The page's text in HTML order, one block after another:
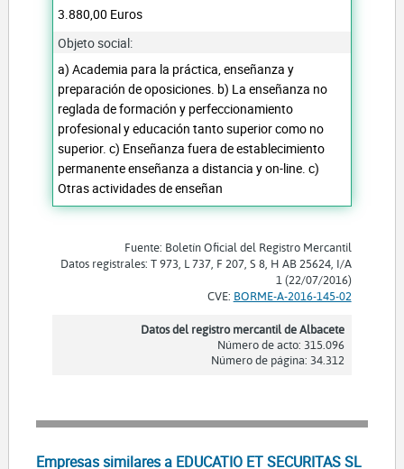
3.880,00 Euros
Objeto social:
a) Academia para la práctica, enseñanza y
preparación de oposiciones. b) La enseñanza no
reglada de formación y perfeccionamiento
profesional y educación tanto superior como no
superior. c) Enseñanza fuera de establecimiento
permanente enseñanza a distancia y on-line. c)
Otras actividades de enseñan
Fuente: Boletín Oficial del Registro Mercantil
Datos registrales: T 973, L 737, F 207, S 8, H AB 25624, I/A
1 (22/07/2016)
CVE: BORME-A-2016-145-02
Datos del registro mercantil de Albacete
Número de acto: 315.096
Número de página: 34.312
Empresas similares a EDUCATIO ET SECURITAS SL